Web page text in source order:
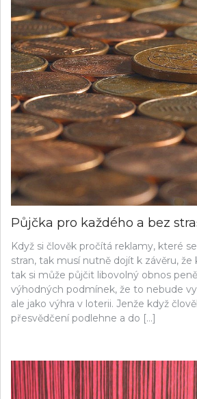
Půjčka pro každého a bez
Když si člověk pročítá reklamy, které
stran, tak musí nutně dojít k závěru, že
tak si může půjčit libovolný obnos
výhodných podmínek, že to nebude
ale jako výhra v loterii. Jenže když
přesvědčení podlehne a do […]